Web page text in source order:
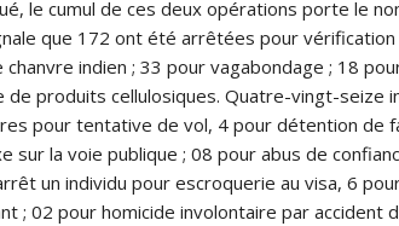
le cumul de ces deux opérations porte le
que 172 ont été arrêtées pour vérification
indien ; 33 pour vagabondage ; 18
produits cellulosiques. Quatre-vingt-seize
pour tentative de vol, 4 pour détention de
sur la voie publique ; 08 pour abus de
un individu pour escroquerie au visa, 6
; 02 pour homicide involontaire par accident